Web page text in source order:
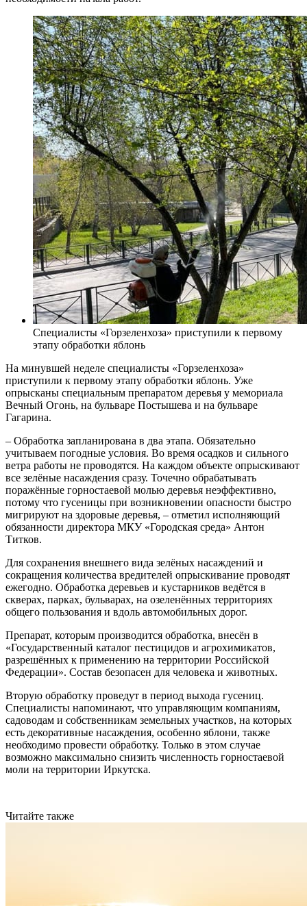
Специалисты «Горзеленхоза» приступили к первому
этапу обработки яблонь
На минувшей неделе специалисты «Горзеленхоза»
приступили к первому этапу обработки яблонь. Уже
опрысканы специальным препаратом деревья у мемориала
Вечный Огонь, на бульваре Постышева и на бульваре
Гагарина.
– Обработка запланирована в два этапа. Обязательно
учитываем погодные условия. Во время осадков и сильного
ветра работы не проводятся. На каждом объекте опрыскивают
все зелёные насаждения сразу. Точечно обрабатывать
поражённые горностаевой молью деревья неэффективно,
потому что гусеницы при возникновении опасности быстро
мигрируют на здоровые деревья, – отметил исполняющий
обязанности директора МКУ «Городская среда» Антон
Титков.
Для сохранения внешнего вида зелёных насаждений и
сокращения количества вредителей опрыскивание проводят
ежегодно. Обработка деревьев и кустарников ведётся в
скверах, парках, бульварах, на озеленённых территориях
общего пользования и вдоль автомобильных дорог.
Препарат, которым производится обработка, внесён в
«Государственный каталог пестицидов и агрохимикатов,
разрешённых к применению на территории Российской
Федерации». Состав безопасен для человека и животных.
Вторую обработку проведут в период выхода гусениц.
Специалисты напоминают, что управляющим компаниям,
садоводам и собственникам земельных участков, на которых
есть декоративные насаждения, особенно яблони, также
необходимо провести обработку. Только в этом случае
возможно максимально снизить численность горностаевой
моли на территории Иркутска.
Читайте также